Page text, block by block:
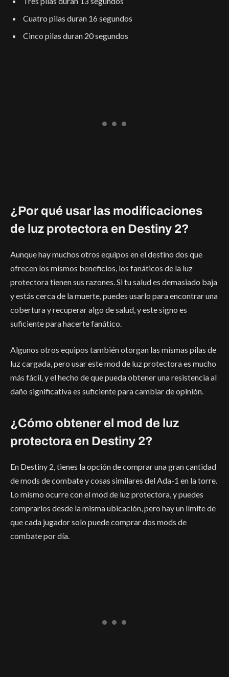
Cuatro pilas duran 16 segundos
Cinco pilas duran 20 segundos
¿Por qué usar las modificaciones
de luz protectora en Destiny 2?
Aunque hay muchos otros equipos en el destino dos que
ofrecen los mismos beneficios, los fanáticos de la luz
protectora tienen sus razones. Si tu salud es demasiado baja
y estás cerca de la muerte, puedes usarlo para encontrar una
cobertura y recuperar algo de salud, y este signo es
suficiente para hacerte fanático.
Algunos otros equipos también otorgan las mismas pilas de
luz cargada, pero usar este mod de luz protectora es mucho
más fácil, y el hecho de que pueda obtener una resistencia al
daño significativa es suficiente para cambiar de opinión.
¿Cómo obtener el mod de luz
protectora en Destiny 2?
En Destiny 2, tienes la opción de comprar una gran cantidad
de mods de combate y cosas similares del Ada-1 en la torre.
Lo mismo ocurre con el mod de luz protectora, y puedes
comprarlos desde la misma ubicación, pero hay un límite de
que cada jugador solo puede comprar dos mods de
combate por día.